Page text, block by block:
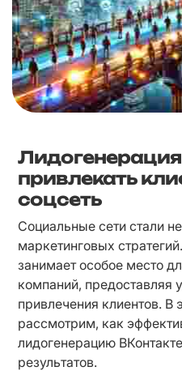
Лидогенерация
привлекать
соцсеть
Социальные сети стали
маркетинговых
занимает особое место
компаний, предоставляя
привлечения клиентов. В
рассмотрим, как
лидогенерацию
результатов.